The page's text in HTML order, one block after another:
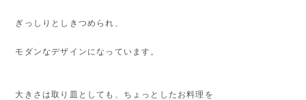
ぎっしりとしきつめられ、
モダンなデザインになっています。
大きさは取り皿としても、ちょっとしたお料理を